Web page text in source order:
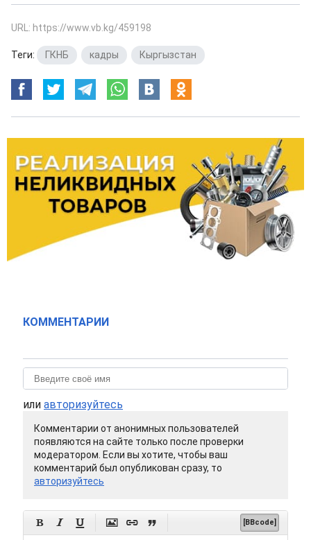
URL: https://www.vb.kg/459198
Теги: ГКНБ кадры Кыргызстан
КОММЕНТАРИИ
или авторизуйтесь
Комментарии от анонимных пользователей
появляются на сайте только после проверки
модератором. Если вы хотите, чтобы ваш
комментарий был опубликован сразу, то
авторизуйтесь
      [BBcode]